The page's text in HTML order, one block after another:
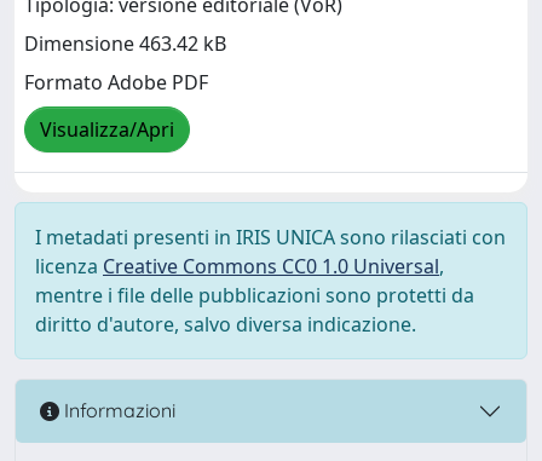
Dimensione 463.42 kB
Formato Adobe PDF
Visualizza/Apri
I metadati presenti in IRIS UNICA sono rilasciati con
licenza Creative Commons CC0 1.0 Universal,
mentre i file delle pubblicazioni sono protetti da
diritto d'autore, salvo diversa indicazione.
Informazioni